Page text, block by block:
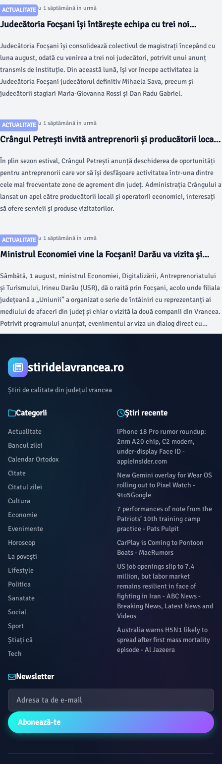
ACTUALITATE
Articol postat cu 1 săptămână în urmă
Judecătoria Focșani își întărește echipa cu trei noi
Judecătoria Focșani își consolidează colectivul de magistrați începând cu
luna august, odată cu venirea a trei noi judecători, potrivit unui anunț
transmis de instituție. Din această lună, își vor începe activitatea la
Judecătoria Focșani judecătorul definitiv Mihaela Sava, precum și
judecătorii stagiari Maria-Giovanna Rossi și Dan Radu Gabriel.
ACTUALITATE
Articol postat cu 1 săptămână în urmă
Crângul Petrești invită antreprenorii și producătorii locali
agrement din Vrancea
În plin sezon estival, Crângul Petrești anunță deschiderea de oportunități
pentru antreprenorii care vor să își desfășoare activitatea într-una dintre
cele mai frecventate zone de agrement din județ. Administrația Crângului a
lansat un apel către producătorii locali și operatorii economici, interesați
să ofere servicii și produse vizitatorilor.
ACTUALITATE
Articol postat cu 1 săptămână în urmă
Ministrul Economiei vine la Focșani! Darău va vizita și
Valentin Rezmeriță
Sâmbătă, 1 august, ministrul Economiei, Digitalizării, Antreprenoriatului
și Turismului, Irineu Darău (USR), dă o raită prin Focșani, acolo unde filiala
județeană a „Uniunii” a organizat o serie de întâlniri cu reprezentanți ai
mediului de afaceri din județ și chiar o vizită la două companii din Vrancea.
Potrivit programului anunțat, evenimentul ar viza un dialog direct cu
antreprenorii vrânceni privind provocările cu care se confruntă,
contribui la crearea unui mediu economic mai competitiv și mai predictibil.
stiridelavrancea.ro
Știri de calitate din județul vrancea
Categorii
Actualitate
Bancul zilei
Calendar Ortodox
Citate
Citatul zilei
Cultura
Economie
Evenimente
Horoscop
La povești
Lifestyle
Politica
Sanatate
Social
Sport
Știați că
Tech
Știri recente
iPhone 18 Pro rumor roundup:
2nm A20 chip, C2 modem,
under-display Face ID -
appleinsider.com
New Gemini overlay for Wear OS
rolling out to Pixel Watch -
9to5Google
7 performances of note from the
Patriots’ 10th training camp
practice - Pats Pulpit
CarPlay is Coming to Pontoon
Boats - MacRumors
US job openings slip to 7.4
million, but labor market
remains resilient in face of
fighting in Iran - ABC News -
Breaking News, Latest News and
Videos
Australia warns H5N1 likely to
spread after first mass mortality
episode - Al Jazeera
Newsletter
Abonează-te